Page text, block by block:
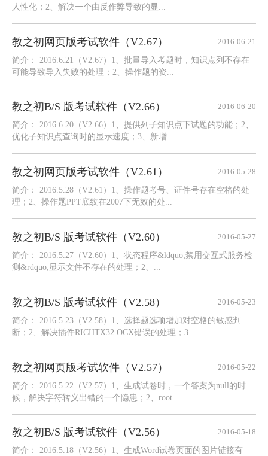
人性化；2、解决一个由反作弊导致的显...
教之初网页版考试软件（V2.67） 2016-06-21
简介： 2016.6.21（V2.67）1、批量导入考题时，知识点列不存在
可能导致导入失败的处理；2、操作题的资...
教之初B/S 版考试软件（V2.66） 2016-06-20
简介： 2016.6.20（V2.66）1、提供列子知识点下试题的功能；2、
优化子知识点查询时的显示速度；3、新增...
教之初网页版考试软件（V2.61） 2016-05-28
简介： 2016.5.28（V2.61）1、操作题考号、证件号存在空格的处
理；2、操作题PPT底纹在2007下无效的处...
教之初B/S 版考试软件（V2.60） 2016-05-27
简介： 2016.5.27（V2.60）1、状态程序&ldquo;禁用交互式服务检
测&rdquo;显示文件不存在的处理；2、...
教之初B/S 版考试软件（V2.58） 2016-05-23
简介： 2016.5.23（V2.58）1、选择题选项增加对空格的敏感判
断；2、解决插件RICHTX32.OCX错误的处理；3...
教之初网页版考试软件（V2.57） 2016-05-22
简介： 2016.5.22（V2.57）1、生成试卷时，一个答案为null的时
候，解决字符转义出错的一个隐患；2、root...
教之初B/S 版考试软件（V2.56） 2016-05-18
简介： 2016.5.18（V2.56）1、生成Word试卷页面的图片链接有